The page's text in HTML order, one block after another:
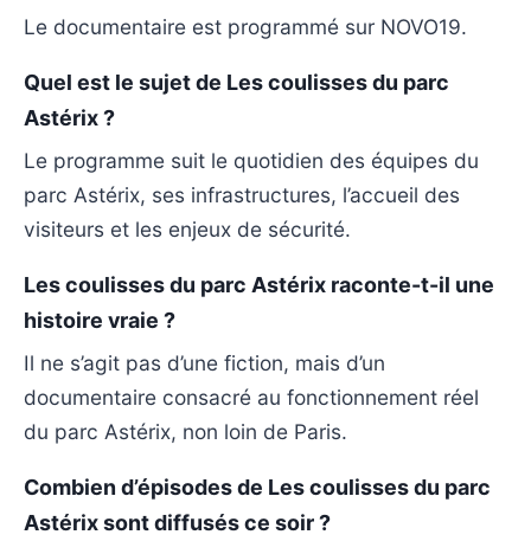
Le documentaire est programmé sur NOVO19.
Quel est le sujet de Les coulisses du parc
Astérix ?
Le programme suit le quotidien des équipes du
parc Astérix, ses infrastructures, l’accueil des
visiteurs et les enjeux de sécurité.
Les coulisses du parc Astérix raconte-t-il une
histoire vraie ?
Il ne s’agit pas d’une fiction, mais d’un
documentaire consacré au fonctionnement réel
du parc Astérix, non loin de Paris.
Combien d’épisodes de Les coulisses du parc
Astérix sont diffusés ce soir ?